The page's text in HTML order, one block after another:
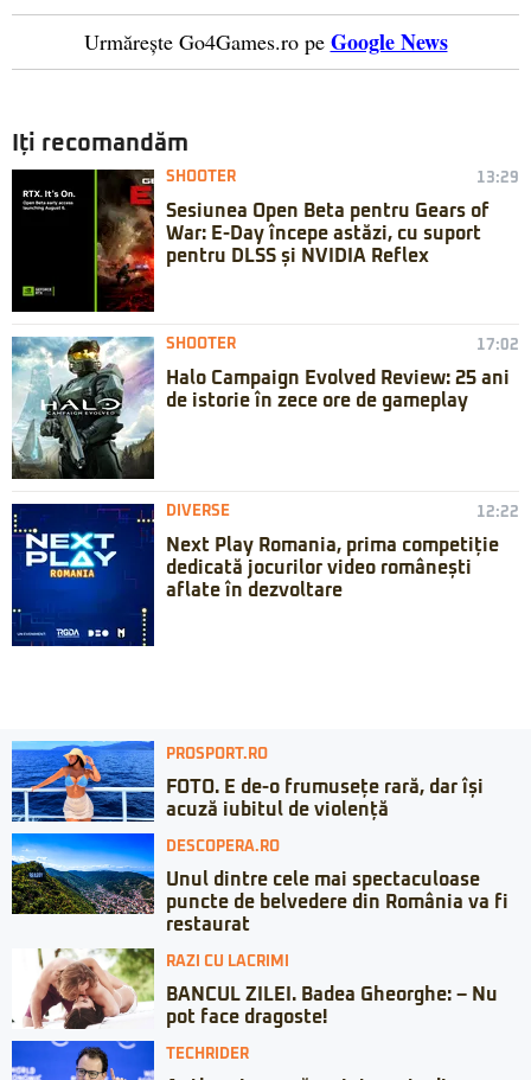
Urmărește Go4Games.ro pe Google News
Iți recomandăm
SHOOTER 13:29
Sesiunea Open Beta pentru Gears of
War: E-Day începe astăzi, cu suport
pentru DLSS și NVIDIA Reflex
SHOOTER 17:02
Halo Campaign Evolved Review: 25 ani
de istorie în zece ore de gameplay
DIVERSE 12:22
Next Play Romania, prima competiție
dedicată jocurilor video românești
aflate în dezvoltare
PROSPORT.RO
FOTO. E de-o frumusețe rară, dar își
acuză iubitul de violență
DESCOPERA.RO
Unul dintre cele mai spectaculoase
puncte de belvedere din România va fi
restaurat
RAZI CU LACRIMI
BANCUL ZILEI. Badea Gheorghe: – Nu
pot face dragoste!
TECHRIDER